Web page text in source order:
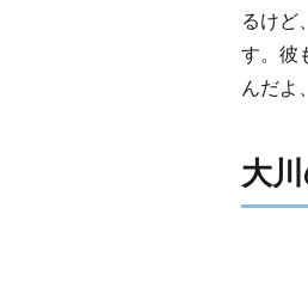
るけど、
す。彼
んだよ
大